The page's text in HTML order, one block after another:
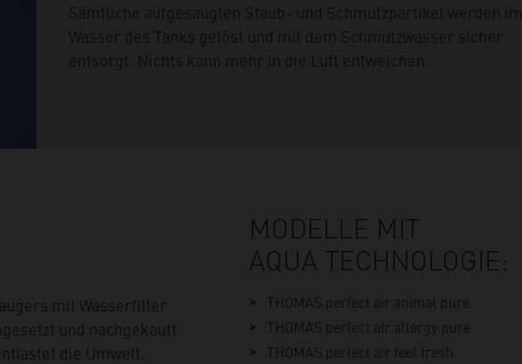
Sämtliche aufgesaugten Staub- und Schmutzpartikel werden im
Wasser des Tanks gelöst und mit dem Schmutzwasser sicher
entsorgt. Nichts kann mehr in die Luft entweichen.
mit Wasserfilter
und nachgekauft
die Umwelt.
MODELLE MIT
AQUA TECHNOLOGIE:
THOMAS perfect air animal pure
THOMAS perfect air allergy pure
THOMAS perfect air feel fresh